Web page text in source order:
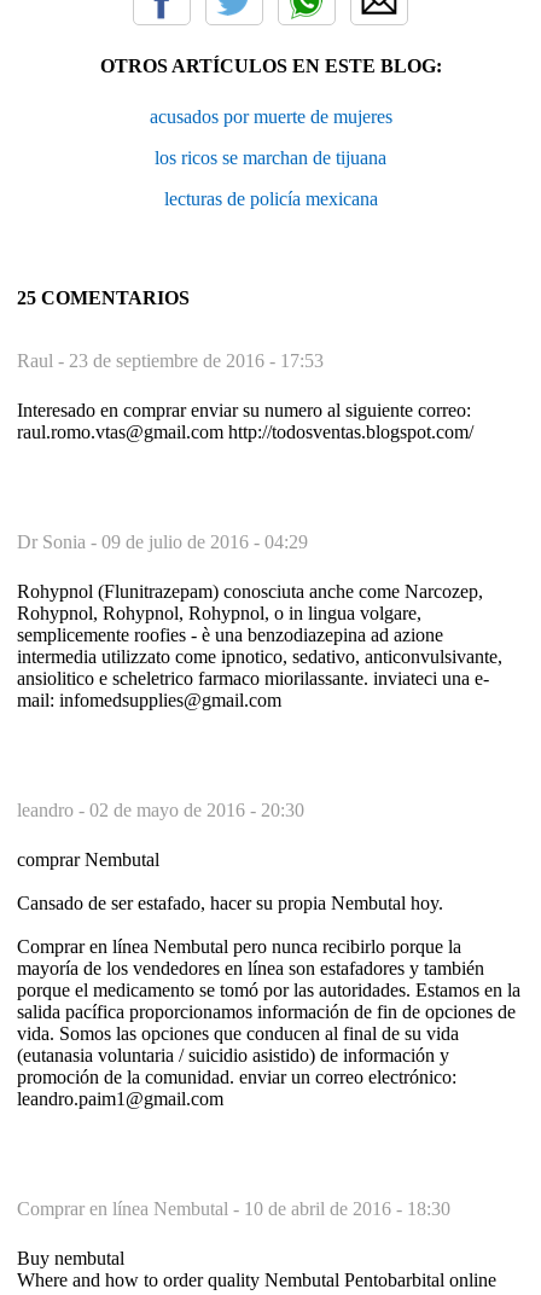
OTROS ARTÍCULOS EN ESTE BLOG:
acusados por muerte de mujeres
los ricos se marchan de tijuana
lecturas de policía mexicana
25 COMENTARIOS
Raul - 23 de septiembre de 2016 - 17:53
Interesado en comprar enviar su numero al siguiente correo:
raul.romo.vtas@gmail.com http://todosventas.blogspot.com/
Dr Sonia - 09 de julio de 2016 - 04:29
Rohypnol (Flunitrazepam) conosciuta anche come Narcozep,
Rohypnol, Rohypnol, Rohypnol, o in lingua volgare,
semplicemente roofies - è una benzodiazepina ad azione
intermedia utilizzato come ipnotico, sedativo, anticonvulsivante,
ansiolitico e scheletrico farmaco miorilassante. inviateci una e-
mail: infomedsupplies@gmail.com
leandro - 02 de mayo de 2016 - 20:30
comprar Nembutal
Cansado de ser estafado, hacer su propia Nembutal hoy.
Comprar en línea Nembutal pero nunca recibirlo porque la
mayoría de los vendedores en línea son estafadores y también
porque el medicamento se tomó por las autoridades. Estamos en la
salida pacífica proporcionamos información de fin de opciones de
vida. Somos las opciones que conducen al final de su vida
(eutanasia voluntaria / suicidio asistido) de información y
promoción de la comunidad. enviar un correo electrónico:
leandro.paim1@gmail.com
Comprar en línea Nembutal - 10 de abril de 2016 - 18:30
Buy nembutal
Where and how to order quality Nembutal Pentobarbital online